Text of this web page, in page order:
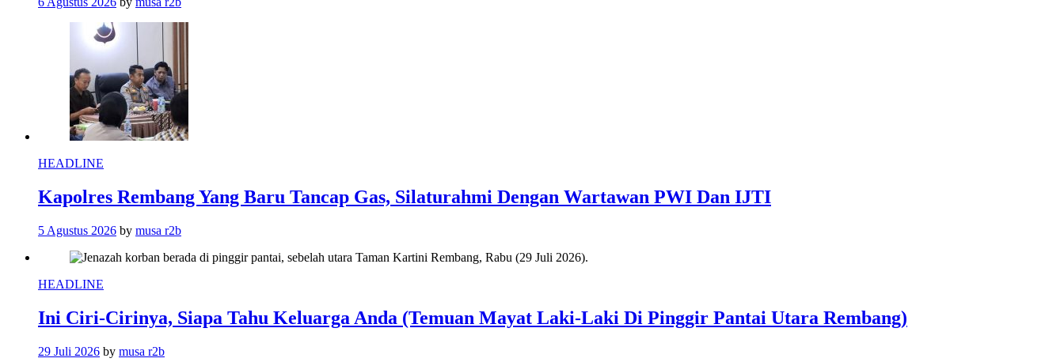
HEADLINE
Kapolres Rembang Yang Baru Tancap Gas, Silaturahmi Dengan Wartawan PWI Dan IJTI
5 Agustus 2026 by musa r2b
HEADLINE
Ini Ciri-Cirinya, Siapa Tahu Keluarga Anda (Temuan Mayat Laki-Laki Di Pinggir Pantai Utara Rembang)
29 Juli 2026 by musa r2b